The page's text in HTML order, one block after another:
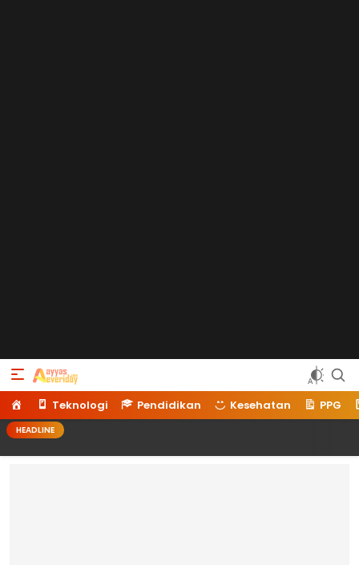
Ayyaseveriday
Beragam Informasi Hari Ini
HomeTeknologi Pendidikan Kesehatan PPG
HEADLINE